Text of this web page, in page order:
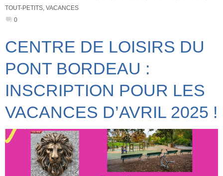
TOUT-PETITS VACANCES
0
CENTRE DE LOISIRS DU
PONT BORDEAU :
INSCRIPTION POUR LES
VACANCES D’AVRIL 2025 !